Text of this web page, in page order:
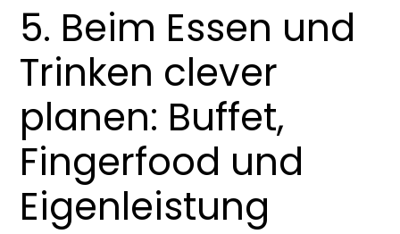
5. Beim Essen und
Trinken clever
planen: Buffet,
Fingerfood und
Eigenleistung